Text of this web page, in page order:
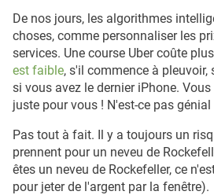
De nos jours, les algorithmes
choses, comme personnaliser les
services. Une course Uber coûte
est faible, s'il commence à pleuvoir,
si vous avez le dernier iPhone.
juste pour vous ! N'est-ce pas génial
Pas tout à fait. Il y a toujours un
prennent pour un neveu de
êtes un neveu de Rockefeller, ce
pour jeter de l'argent par la fenêtre).